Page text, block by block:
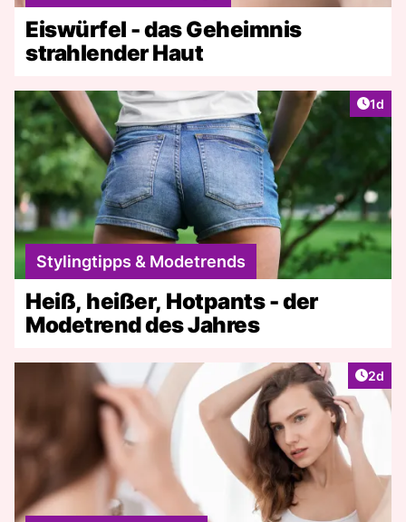
Eiswürfel - das Geheimnis
strahlender Haut
1d
Stylingtipps & Modetrends
Heiß, heißer, Hotpants - der
Modetrend des Jahres
2d